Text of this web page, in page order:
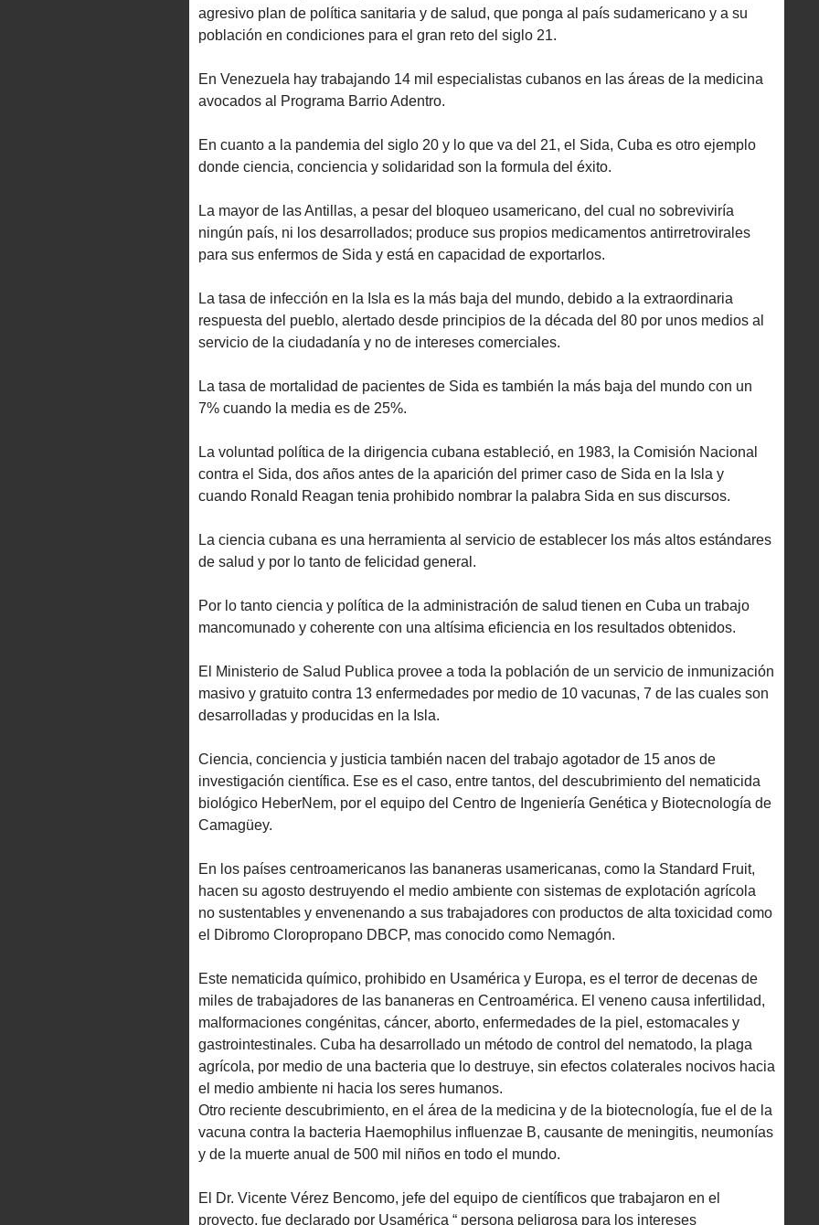
agresivo plan de política sanitaria y de salud, que ponga al país sudamericano y a su
población en condiciones para el gran reto del siglo 21.
En Venezuela hay trabajando 14 mil especialistas cubanos en las áreas de la medicina
avocados al Programa Barrio Adentro.
En cuanto a la pandemia del siglo 20 y lo que va del 21, el Sida, Cuba es otro ejemplo
donde ciencia, conciencia y solidaridad son la formula del éxito.
La mayor de las Antillas, a pesar del bloqueo usamericano, del cual no sobreviviría
ningún país, ni los desarrollados; produce sus propios medicamentos antirretrovirales
para sus enfermos de Sida y está en capacidad de exportarlos.
La tasa de infección en la Isla es la más baja del mundo, debido a la extraordinaria
respuesta del pueblo, alertado desde principios de la década del 80 por unos medios al
servicio de la ciudadanía y no de intereses comerciales.
La tasa de mortalidad de pacientes de Sida es también la más baja del mundo con un
7% cuando la media es de 25%.
La voluntad política de la dirigencia cubana estableció, en 1983, la Comisión Nacional
contra el Sida, dos años antes de la aparición del primer caso de Sida en la Isla y
cuando Ronald Reagan tenia prohibido nombrar la palabra Sida en sus discursos.
La ciencia cubana es una herramienta al servicio de establecer los más altos estándares
de salud y por lo tanto de felicidad general.
Por lo tanto ciencia y política de la administración de salud tienen en Cuba un trabajo
mancomunado y coherente con una altísima eficiencia en los resultados obtenidos.
El Ministerio de Salud Publica provee a toda la población de un servicio de inmunización
masivo y gratuito contra 13 enfermedades por medio de 10 vacunas, 7 de las cuales son
desarrolladas y producidas en la Isla.
Ciencia, conciencia y justicia también nacen del trabajo agotador de 15 anos de
investigación científica. Ese es el caso, entre tantos, del descubrimiento del nematicida
biológico HeberNem, por el equipo del Centro de Ingeniería Genética y Biotecnología de
Camagüey.
En los países centroamericanos las bananeras usamericanas, como la Standard Fruit,
hacen su agosto destruyendo el medio ambiente con sistemas de explotación agrícola
no sustentables y envenenando a sus trabajadores con productos de alta toxicidad como
el Dibromo Cloropropano DBCP, mas conocido como Nemagón.
Este nematicida químico, prohibido en Usamérica y Europa, es el terror de decenas de
miles de trabajadores de las bananeras en Centroamérica. El veneno causa infertilidad,
malformaciones congénitas, cáncer, aborto, enfermedades de la piel, estomacales y
gastrointestinales. Cuba ha desarrollado un método de control del nematodo, la plaga
agrícola, por medio de una bacteria que lo destruye, sin efectos colaterales nocivos hacia
el medio ambiente ni hacia los seres humanos.
Otro reciente descubrimiento, en el área de la medicina y de la biotecnología, fue el de la
vacuna contra la bacteria Haemophilus influenzae B, causante de meningitis, neumonías
y de la muerte anual de 500 mil niños en todo el mundo.
El Dr. Vicente Vérez Bencomo, jefe del equipo de científicos que trabajaron en el
proyecto, fue declarado por Usamérica “ persona peligrosa para los intereses